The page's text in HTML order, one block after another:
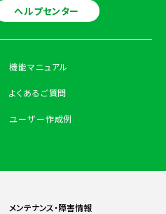
ヘルプセンター
機能マニュアル
よくあるご質問
ユーザー作成例
メンテナンス・障害情報